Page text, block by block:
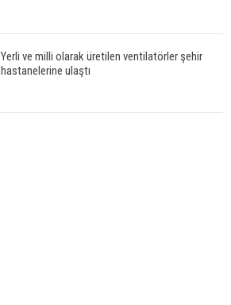
Yerli ve milli olarak üretilen ventilatörler şehir
hastanelerine ulaştı